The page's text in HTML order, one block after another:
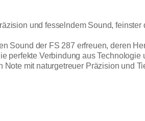
und fesselndem Sound,
Sound der FS 287 erfreuen, deren
perfekte Verbindung aus
mit naturgetreuer Präzision und